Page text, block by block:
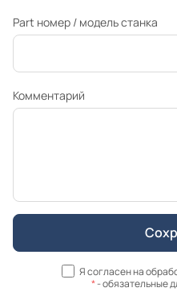
Part номер / модель станка
Комментарий
Я согласен на
*- обязательные